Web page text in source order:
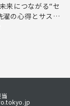
来につながる“セ
濯の心得とサステ
ション～【商業